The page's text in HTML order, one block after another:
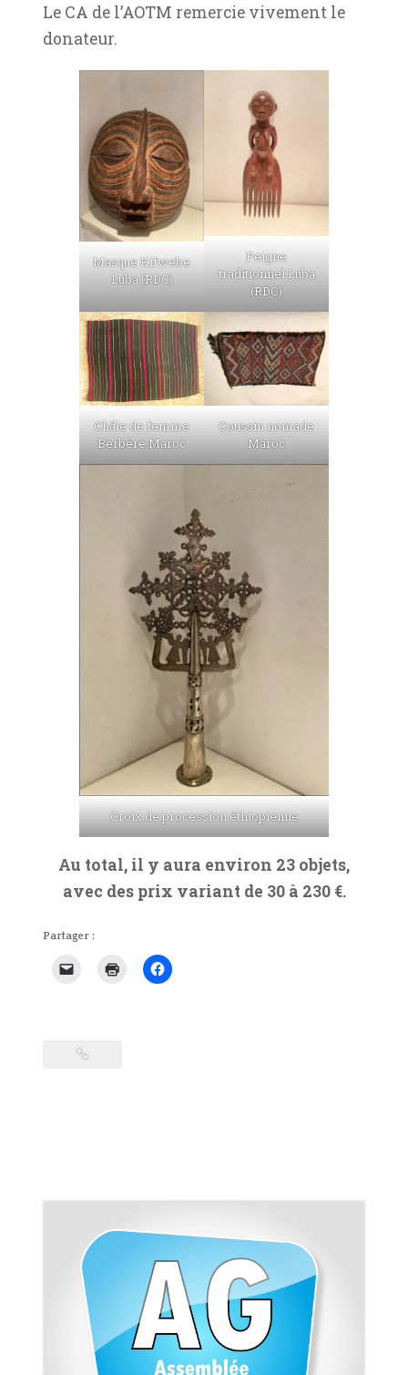
Le CA de l’AOTM remercie vivement le
donateur.
Masque Kifwebe
Luba (RDC)
Peigne
traditionnel Luba
(RDC)
Châle de femme
Berbère Maroc
Coussin nomade
Maroc
Croix de procession éthiopienne
Au total, il y aura environ 23 objets,
avec des prix variant de 30 à 230 €.
Partager :